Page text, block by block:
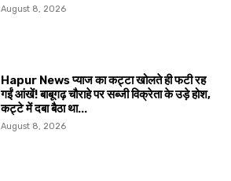
August 8, 2026
Hapur News प्याज का कट्टा खोलते ही फटी रह
गईं आंखें! बाबूगढ़ चौराहे पर सब्जी विक्रेता के उड़े होश,
कट्टे में दबा बैठा था...
August 8, 2026